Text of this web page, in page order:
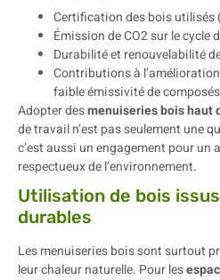
Certification des bois utilisés
Émission de CO2 sur le cycle
Durabilité et renouvelabilité
Contributions à
faible émissivité de
Adopter desmenuiseries bois haut
de travail n’est pas seulement une
c’est aussi un engagement pour un
respectueux de l’environnement.
Utilisation de bois
durables
Les menuiseries bois sont surtout
leur chaleur naturelle. Pour les